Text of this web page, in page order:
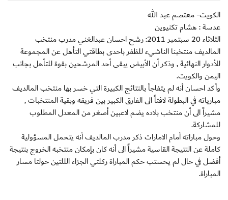
الكويت- معتصم عبد الله
عدسة : هشام تكنيوين
الثلاثاء 20 سبتمبر 2011: رشح احسان عبدالغني مدرب منتخب
المالديف منتخبنا الناشيء للظفر باحدى بطاقتي التأهل عن المجموعة
للأدوار النهائية , وذكر أن الأبيض يبقى أحد المرشحين بقوة للتأهل بجانب
اليمن والكويت.
وأكد احسان أنه لم يتفاجأ بالنتائج الكبيرة التي خسر بها منتخب المالديف
مبارياته في البطولة لافتاً الى الفارق الكبير بين فريقه وبقية المنتخبات ,
مشيراً الى أن منتخب بلاده يضم لاعبين أصغر من المعدل المطلوب
للمشاركة.
وحول مباراته أمام الامارات ذكر مدرب المالديف أنه يتحمل المسؤولية
كاملة عن النتيجة القاسية مشيراً الى أنه كان بإمكان منتخبه الخروج بنتيجة
أفضل في حال لم يحستب حكم المباراة ركلتي الجزاء الللتين حولتا مسار
المباراة.